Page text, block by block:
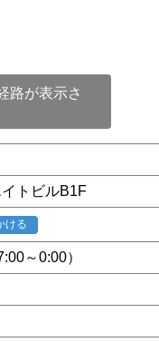
路が表示さ
トビルB1F
ける
～0:00）